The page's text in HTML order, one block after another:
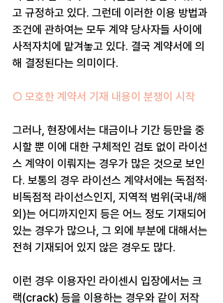
고 규정하고 있다. 그런데 이러한 이용 방법과
조건에 관하여는 모두 계약 당사자들 사이에
사적자치에 맡겨놓고 있다. 결국 계약서에 의
해 결정된다는 의미이다.
○ 모호한 계약서 기재 내용이 분쟁이 시작
그러나, 현장에서는 대금이나 기간 등만을 중
시할 뿐 이에 대한 구체적인 검토 없이 라이선
스 계약이 이뤄지는 경우가 많은 것으로 보인
다. 보통의 경우 라이선스 계약서에는 독점적·
비독점적 라이선스인지, 지역적 범위(국내/해
외)는 어디까지인지 등은 어느 정도 기재되어
있는 경우가 많으나, 그 외에 부분에 대해서는
전혀 기재되어 있지 않은 경우도 많다.
이런 경우 이용자인 라이센시 입장에서는 크
랙(crack) 등을 이용하는 경우와 같이 저작